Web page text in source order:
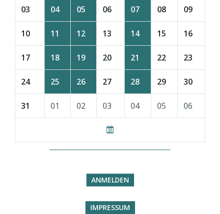
03 04 05 06 07 08 09
10 11 12 13 14 15 16
17 18 19 20 21 22 23
24 25 26 27 28 29 30
31 01 02 03 04 05 06
ANMELDEN
IMPRESSUM